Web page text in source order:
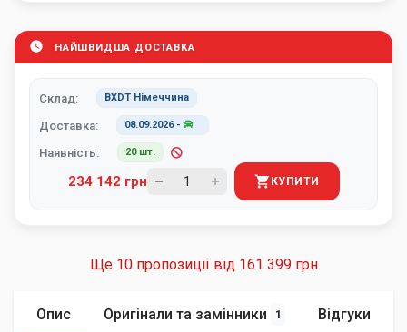
НАЙШВИДША ДОСТАВКА
Склад: BXDT Німеччина
Доставка: 08.09.2026-
Наявність: 20 шт.
234 142 грн КУПИТИ
Ще 10 пропозиції від 161 399 грн
Опис Оригінали та замінники 1 Відгуки